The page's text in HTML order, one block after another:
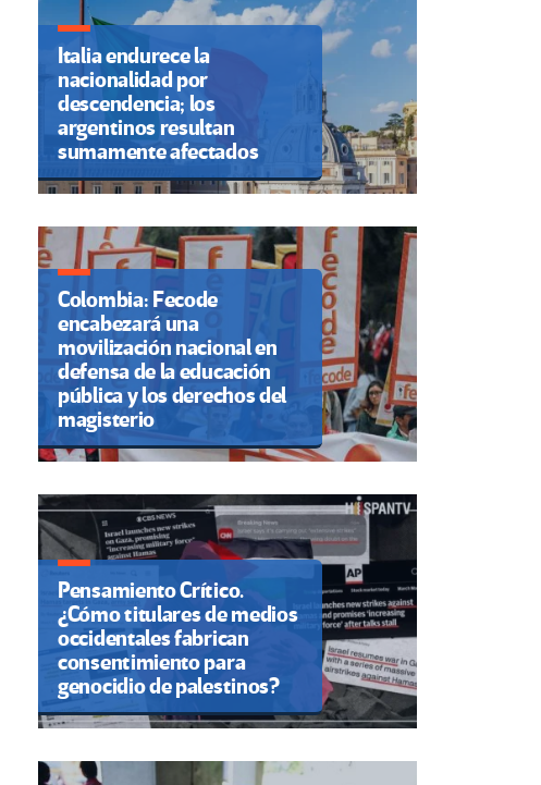
Italia endurece la
nacionalidad por
descendencia; los
argentinos resultan
sumamente afectados
Colombia: Fecode
encabezará una
movilización nacional en
defensa de la educación
pública y los derechos del
magisterio
Pensamiento Crítico.
¿Cómo titulares de medios
occidentales fabrican
consentimiento para
genocidio de palestinos?